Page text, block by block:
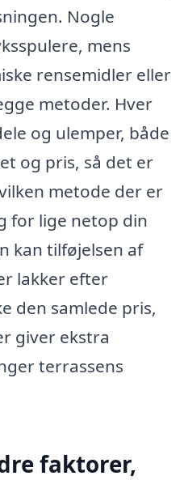
Nogle
mens
rensemidler eller
metoder. Hver
og ulemper, både
og pris, så det er
metode der er
for lige netop din
kan tilføjelsen af
lakker efter
den samlede pris,
giver ekstra
terrassens
faktorer,